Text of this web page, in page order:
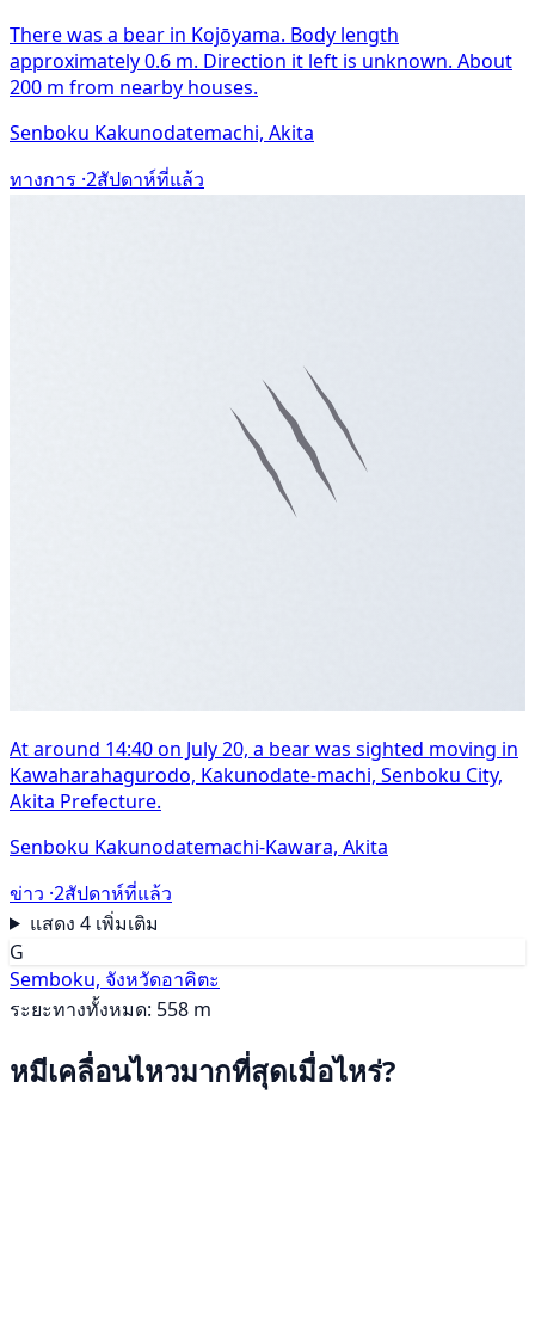
There was a bear in Kojōyama. Body length
approximately 0.6 m. Direction it left is unknown. About
200 m from nearby houses.
Senboku Kakunodatemachi, Akita
ทางการ ·2สัปดาห์ที่แล้ว
At around 14:40 on July 20, a bear was sighted moving in
Kawaharahagurodo, Kakunodate-machi, Senboku City,
Akita Prefecture.
Senboku Kakunodatemachi-Kawara, Akita
ข่าว ·2สัปดาห์ที่แล้ว
แสดง 4 เพิ่มเติม
G
Semboku, จังหวัดอาคิตะ
ระยะทางทั้งหมด: 558 m
หมีเคลื่อนไหวมากที่สุดเมื่อไหร่?